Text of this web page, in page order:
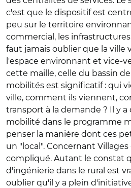
c'est que le dispositif est
peu sur le territoire
commercial, les
faut jamais oublier que la ville
l'espace environnant et vice-
cette maille, celle du bassin de
mobilités est significatif : qui
ville, comment ils viennent,
transport à la demande ? Il y a
mobilité dans le programme
penser la manière dont ces
un "local". Concernant
compliqué. Autant le constat
d'ingénierie dans le rural est
oublier qu'il y a plein